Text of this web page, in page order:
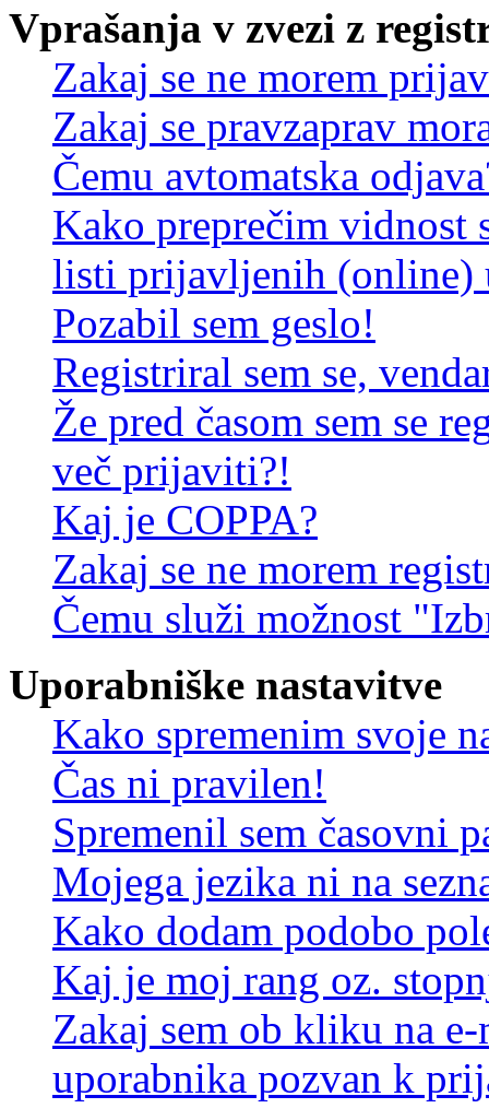
Vprašanja v zvezi z
Zakaj se ne morem
Zakaj se pravzaprav
Čemu avtomatska
Kako preprečim vidnost
listi prijavljenih (online)
Pozabil sem geslo!
Registriral sem se,
Že pred časom sem se
več prijaviti?!
Kaj je COPPA?
Zakaj se ne morem
Čemu služi možnost
Uporabniške nastavitve
Kako spremenim svoje
Čas ni pravilen!
Spremenil sem časovni
Mojega jezika ni na
Kako dodam podobo
Kaj je moj rang oz.
Zakaj sem ob kliku na
uporabnika pozvan k